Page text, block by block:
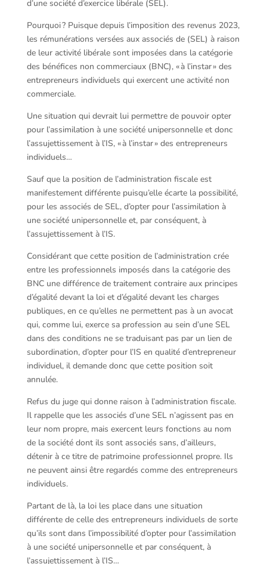
d’une société d’exercice libérale (SEL).
Pourquoi ? Puisque depuis l’imposition des revenus 2023,
les rémunérations versées aux associés de (SEL) à raison
de leur activité libérale sont imposées dans la catégorie
des bénéfices non commerciaux (BNC), « à l’instar » des
entrepreneurs individuels qui exercent une activité non
commerciale.
Une situation qui devrait lui permettre de pouvoir opter
pour l’assimilation à une société unipersonnelle et donc
l’assujettissement à l’IS, « à l’instar » des entrepreneurs
individuels…
Sauf que la position de l’administration fiscale est
manifestement différente puisqu’elle écarte la possibilité,
pour les associés de SEL, d’opter pour l’assimilation à
une société unipersonnelle et, par conséquent, à
l’assujettissement à l’IS.
Considérant que cette position de l’administration crée
entre les professionnels imposés dans la catégorie des
BNC une différence de traitement contraire aux principes
d’égalité devant la loi et d’égalité devant les charges
publiques, en ce qu’elles ne permettent pas à un avocat
qui, comme lui, exerce sa profession au sein d’une SEL
dans des conditions ne se traduisant pas par un lien de
subordination, d’opter pour l’IS en qualité d’entrepreneur
individuel, il demande donc que cette position soit
annulée.
Refus du juge qui donne raison à l’administration fiscale.
Il rappelle que les associés d’une SEL n’agissent pas en
leur nom propre, mais exercent leurs fonctions au nom
de la société dont ils sont associés sans, d’ailleurs,
détenir à ce titre de patrimoine professionnel propre. Ils
ne peuvent ainsi être regardés comme des entrepreneurs
individuels.
Partant de là, la loi les place dans une situation
différente de celle des entrepreneurs individuels de sorte
qu’ils sont dans l’impossibilité d’opter pour l’assimilation
à une société unipersonnelle et par conséquent, à
l’assujettissement à l’IS…